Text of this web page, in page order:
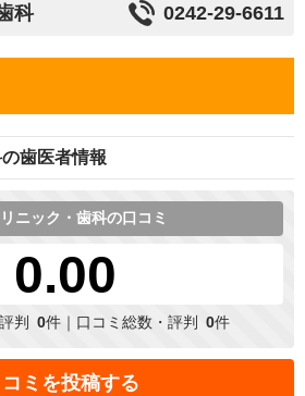
科 0242-29-6611
歯医者情報
ニック・歯科の口コミ
0.00
判 0件｜口コミ総数・評判 0件
コミを投稿する